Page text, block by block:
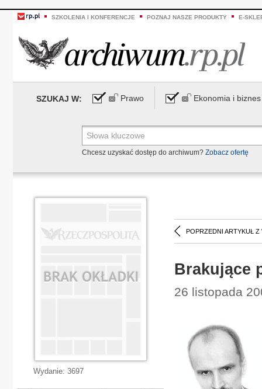
SZKOLENIA I KONFERENCJE POZNAJ NASZE PRODUKTY E-
SZUKAJ W: Prawo Ekonomia i biznes
Chcesz uzyskać dostęp do archiwum? Zobacz ofertę
POPRZEDNI ARTYKUŁ Z
Brakujące
26 listopada
Wydanie: 3697